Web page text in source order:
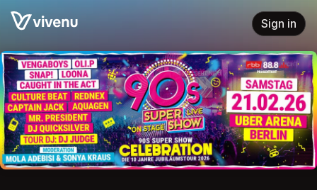
Skip header
Sign in